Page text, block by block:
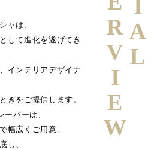
ャは、
して進化を遂げてき
インテリアデザイナ
きをご提供します。
バーは、
幅広くご用意。
し、